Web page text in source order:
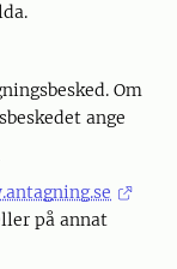
Om
ange
på annat